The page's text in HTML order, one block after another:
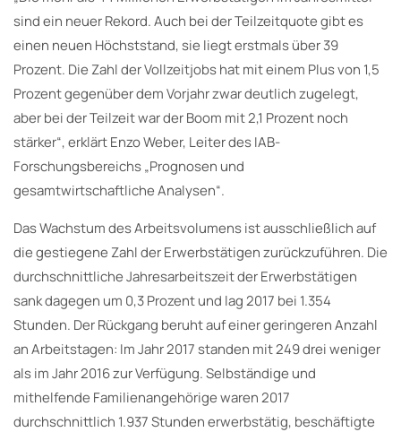
sind ein neuer Rekord. Auch bei der Teilzeitquote gibt es
einen neuen Höchststand, sie liegt erstmals über 39
Prozent. Die Zahl der Vollzeitjobs hat mit einem Plus von 1,5
Prozent gegenüber dem Vorjahr zwar deutlich zugelegt,
aber bei der Teilzeit war der Boom mit 2,1 Prozent noch
stärker“, erklärt Enzo Weber, Leiter des IAB-
Forschungsbereichs „Prognosen und
gesamtwirtschaftliche Analysen“.
Das Wachstum des Arbeitsvolumens ist ausschließlich auf
die gestiegene Zahl der Erwerbstätigen zurückzuführen. Die
durchschnittliche Jahresarbeitszeit der Erwerbstätigen
sank dagegen um 0,3 Prozent und lag 2017 bei 1.354
Stunden. Der Rückgang beruht auf einer geringeren Anzahl
an Arbeitstagen: Im Jahr 2017 standen mit 249 drei weniger
als im Jahr 2016 zur Verfügung. Selbständige und
mithelfende Familienangehörige waren 2017
durchschnittlich 1.937 Stunden erwerbstätig, beschäftigte